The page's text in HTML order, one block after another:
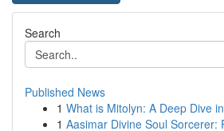
Search
Published News
1 What is Mitolyn: A Deep Dive
1 Aasimar Divine Soul Sorcerer: